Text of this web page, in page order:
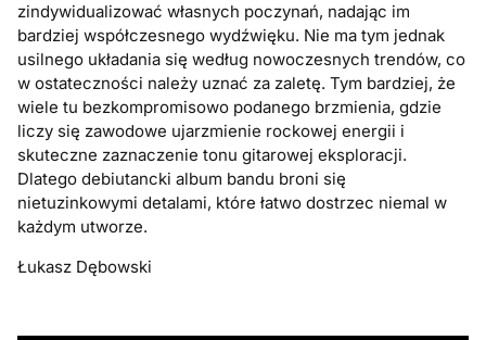
zindywidualizować własnych poczynań, nadając im
bardziej współczesnego wydźwięku. Nie ma tym jednak
usilnego układania się według nowoczesnych trendów, co
w ostateczności należy uznać za zaletę. Tym bardziej, że
wiele tu bezkompromisowo podanego brzmienia, gdzie
liczy się zawodowe ujarzmienie rockowej energii i
skuteczne zaznaczenie tonu gitarowej eksploracji.
Dlatego debiutancki album bandu broni się
nietuzinkowymi detalami, które łatwo dostrzec niemal w
każdym utworze.
Łukasz Dębowski